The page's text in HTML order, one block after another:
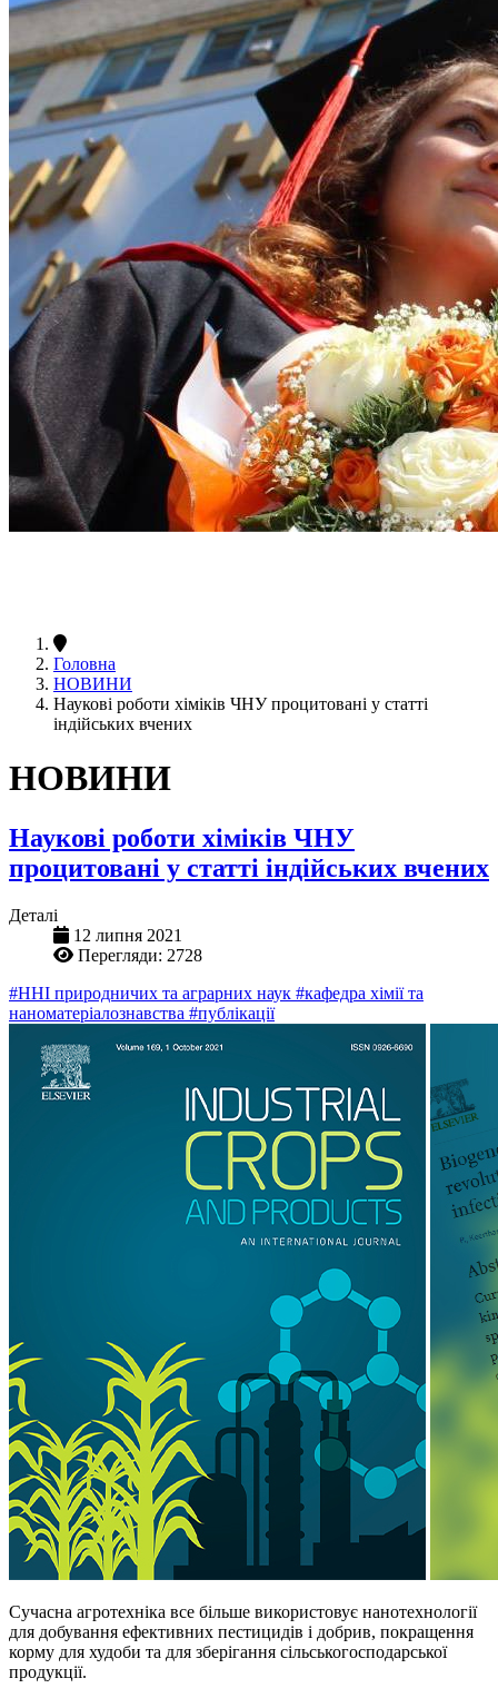
Головна
НОВИНИ
Наукові роботи хіміків ЧНУ процитовані у статті
індійських вчених
НОВИНИ
Наукові роботи хіміків ЧНУ
процитовані у статті індійських вчених
Деталі
12 липня 2021
Перегляди: 2728
#ННІ природничих та аграрних наук #кафедра хімії та
наноматеріалознавства #публікації
Сучасна агротехніка все більше використовує нанотехнології
для добування ефективних пестицидів і добрив, покращення
корму для худоби та для зберігання сільськогосподарської
продукції.